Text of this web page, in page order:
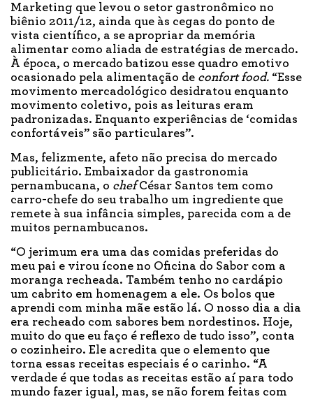
Marketing que levou o setor gastronômico no
biênio 2011/12, ainda que às cegas do ponto de
vista científico, a se apropriar da memória
alimentar como aliada de estratégias de mercado.
À época, o mercado batizou esse quadro emotivo
ocasionado pela alimentação de confort food. “Esse
movimento mercadológico desidratou enquanto
movimento coletivo, pois as leituras eram
padronizadas. Enquanto experiências de ‘comidas
confortáveis” são particulares”.
Mas, felizmente, afeto não precisa do mercado
publicitário. Embaixador da gastronomia
pernambucana, o chefCésar Santos tem como
carro-chefe do seu trabalho um ingrediente que
remete à sua infância simples, parecida com a de
muitos pernambucanos.
“O jerimum era uma das comidas preferidas do
meu pai e virou ícone no Oficina do Sabor com a
moranga recheada. Também tenho no cardápio
um cabrito em homenagem a ele. Os bolos que
aprendi com minha mãe estão lá. O nosso dia a dia
era recheado com sabores bem nordestinos. Hoje,
muito do que eu faço é reflexo de tudo isso”, conta
o cozinheiro. Ele acredita que o elemento que
torna essas receitas especiais é o carinho. “A
verdade é que todas as receitas estão aí para todo
mundo fazer igual, mas, se não forem feitas com